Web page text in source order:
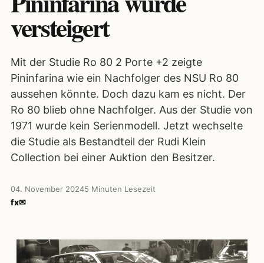
versteigert
Mit der Studie Ro 80 2 Porte +2 zeigte
Pininfarina wie ein Nachfolger des NSU Ro 80
aussehen könnte. Doch dazu kam es nicht. Der
Ro 80 blieb ohne Nachfolger. Aus der Studie von
1971 wurde kein Serienmodell. Jetzt wechselte
die Studie als Bestandteil der Rudi Klein
Collection bei einer Auktion den Besitzer.
04. November 20245 Minuten Lesezeit
fx✉